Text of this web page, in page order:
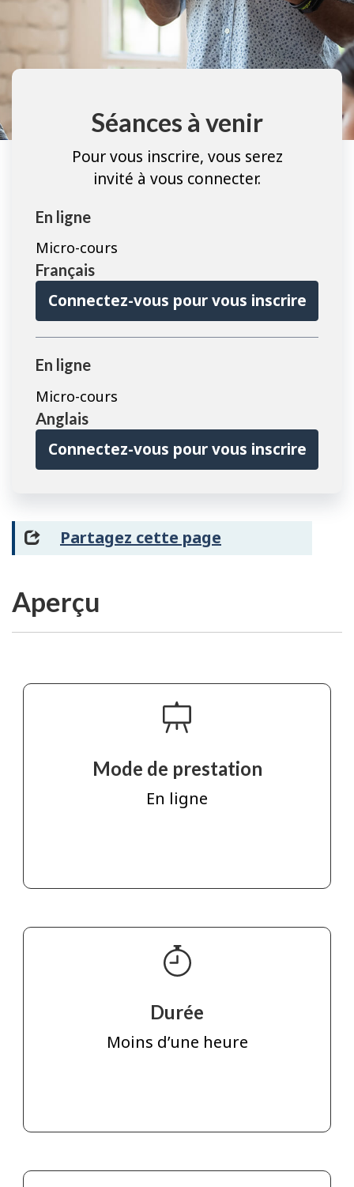
Séances à venir
Pour vous inscrire, vous serez
invité à vous connecter.
En ligne
Micro-cours
Français
Connectez-vous pour vous inscrire
En ligne
Micro-cours
Anglais
Connectez-vous pour vous inscrire
Partagez cette page
Aperçu
Mode de prestation
En ligne
Durée
Moins d’une heure